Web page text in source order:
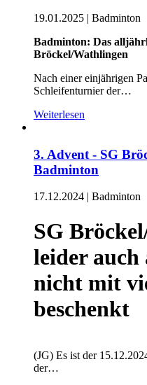
19.01.2025 | Badminton
Badminton: Das
Bröckel/Wathlingen
Nach einer einjährigen
Schleifenturnier der…
Weiterlesen
3. Advent - SG
Badminton
17.12.2024 | Badminton
SG
leider auch
nicht mit
beschenkt
(JG) Es ist der
der…